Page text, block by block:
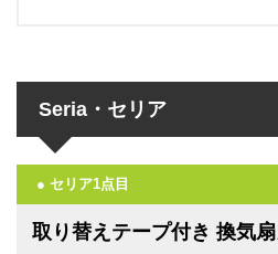
Seria・セリア
● セリア1点目
取り替えテープ付き 換気扇